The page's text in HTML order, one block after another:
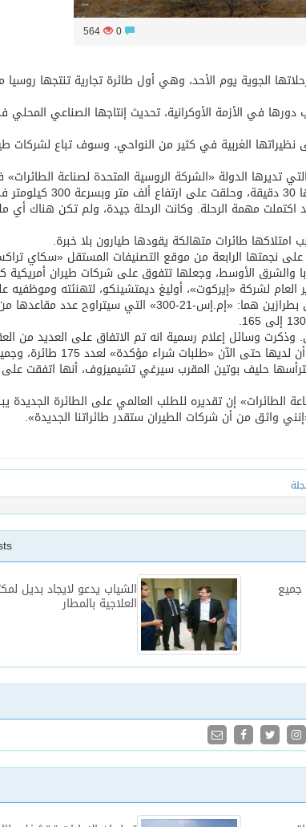
0
564
الروسية الجديدة «إم.إس-21» أولى رحلاتها الجوية يوم الأحد، وهي أول طائرة تجارية تنتجها
في الأزمة الأوكرانية، تحديث إنتاجها الصناعي المحلي
الغربية في كثير من النواحي، وسوف تباع لشركات
الدولة «الشركة الروسية المتحدة لصناعة الطائرات»
اكتملت مهمة الرحلة. وكانت الرحلة جيدة، ولم تكن هناك أي
طائرات متهالكة يقودها طيارون بلا خبرة.
نجمتها الرابعة من موقع التصنيفات المستقل «سكاي
الأوسط، وجعلها تتفوق على شركات طيران أمريكية
العام لشركة «إيركوت»، أوليغ ديمتشينكو، لتهنئته
وذكرت وسائل إعلام رسمية انه تم الاتفاق على العديد من
شركات الطيران المحلية والأجنبية. وقالت شركة «أيركوت»
واثق من أن شركات الطيران ستقدر طائراتنا الجديدة».
الشياب يدعو لايجاد بديل
العلاجية بالمطار
جميع